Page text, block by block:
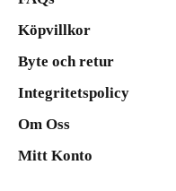
Köpvillkor
Byte och retur
Integritetspolicy
Om Oss
Mitt Konto